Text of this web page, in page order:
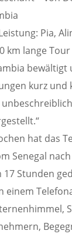
Pia,
km lange
bewältigt
kurz und
hat das
Senegal
17 Stunden
einem